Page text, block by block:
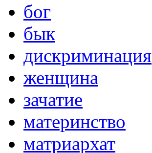
бог
бык
дискриминация
женщина
зачатие
материнство
матриархат